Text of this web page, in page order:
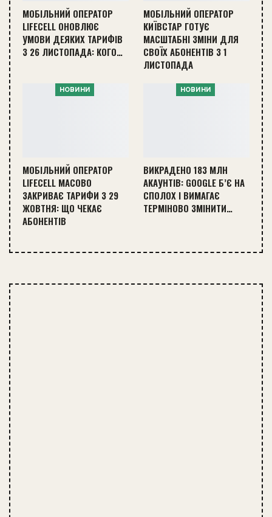
МОБІЛЬНИЙ ОПЕРАТОР
LIFECELL ОНОВЛЮЄ
УМОВИ ДЕЯКИХ ТАРИФІВ
З 26 ЛИСТОПАДА: КОГО…
МОБІЛЬНИЙ ОПЕРАТОР
КИЇВСТАР ГОТУЄ
МАСШТАБНІ ЗМІНИ ДЛЯ
СВОЇХ АБОНЕНТІВ З 1
ЛИСТОПАДА
НОВИНИ
МОБІЛЬНИЙ ОПЕРАТОР
LIFECELL МАСОВО
ЗАКРИВАЄ ТАРИФИ З 29
ЖОВТНЯ: ЩО ЧЕКАЄ
АБОНЕНТІВ
НОВИНИ
ВИКРАДЕНО 183 МЛН
АКАУНТІВ: GOOGLE Б’Є НА
СПОЛОХ І ВИМАГАЄ
ТЕРМІНОВО ЗМІНИТИ…